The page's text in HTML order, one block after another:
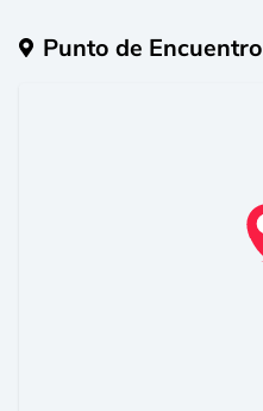
Punto de Encuentro